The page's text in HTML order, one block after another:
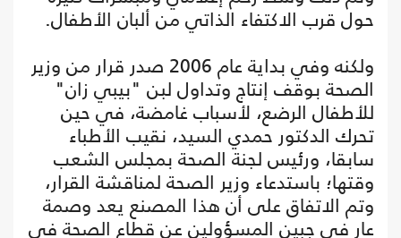
حول قرب الاكتفاء الذاتي من ألبان الأطفال.
ولكنه وفي بداية عام 2006 صدر قرار من وزير
الصحة بوقف إنتاج وتداول لبن "بيبي زان‏"
للأطفال الرضع، لأسباب غامضة، في حين
تحرك الدكتور حمدي السيد، نقيب الأطباء
سابقا، ورئيس لجنة الصحة بمجلس الشعب
وقتها؛ باستدعاء وزير الصحة لمناقشة القرار،
وتم الاتفاق على أن هذا المصنع يعد وصمة
عار في جبين المسؤولين عن قطاع الصحة في